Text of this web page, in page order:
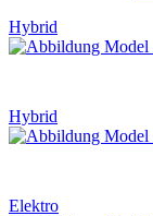
Hybrid
Hybrid
Elektro